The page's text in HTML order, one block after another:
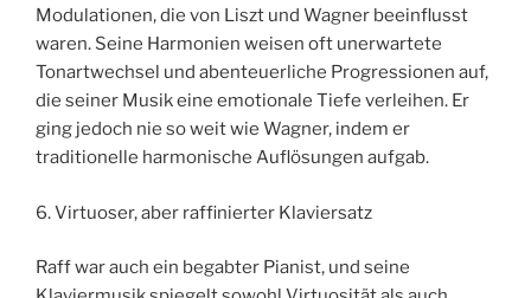
Modulationen, die von Liszt und Wagner beeinflusst
waren. Seine Harmonien weisen oft unerwartete
Tonartwechsel und abenteuerliche Progressionen auf,
die seiner Musik eine emotionale Tiefe verleihen. Er
ging jedoch nie so weit wie Wagner, indem er
traditionelle harmonische Auflösungen aufgab.
6. Virtuoser, aber raffinierter Klaviersatz
Raff war auch ein begabter Pianist, und seine